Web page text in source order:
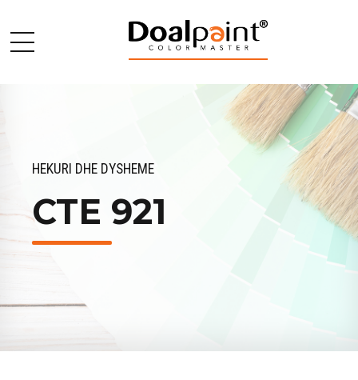
HEKURI DHE DYSHEME
CTE 921